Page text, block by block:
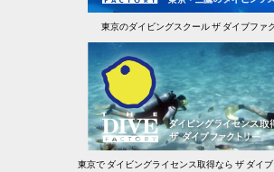
東京のダイビングスクール ザ ダイブファ
東京で ダイビングライセンス取得なら ザ ダイ